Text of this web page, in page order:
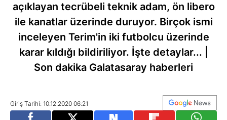
açıklayan tecrübeli teknik adam, ön libero
ile kanatlar üzerinde duruyor. Birçok ismi
inceleyen Terim'in iki futbolcu üzerinde
karar kıldığı bildiriliyor. İşte detaylar... |
Son dakika Galatasaray haberleri
Giriş Tarihi: 10.12.2020 06:21